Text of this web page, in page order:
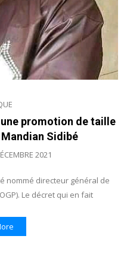
une promotion de taille
Sidibé
2021
nommé directeur général de
Le décret qui en fait